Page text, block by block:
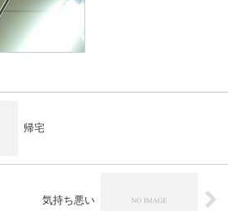
帰宅
気持ち悪い